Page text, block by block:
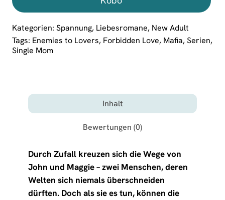
Kategorien: Spannung, Liebesromane, New Adult
Tags: Enemies to Lovers, Forbidden Love, Mafia, Serien,
Single Mom
Inhalt
Bewertungen (0)
Durch Zufall kreuzen sich die Wege von
John und Maggie – zwei Menschen, deren
Welten sich niemals überschneiden
dürften. Doch als sie es tun, können die